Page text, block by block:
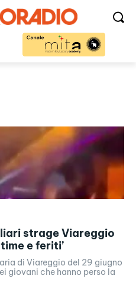
strage Viareggio
e feriti’
di Viareggio del 29 giugno
giovani che hanno perso la